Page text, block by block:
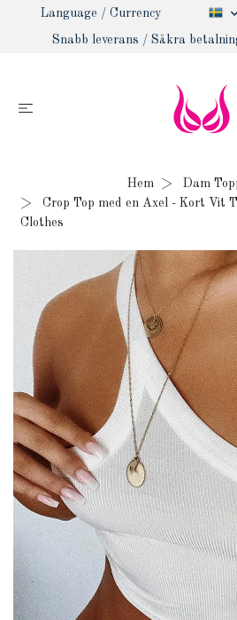
Language / Currency
Snabb leverans / Säkra
Hem
Dam
Crop Top med en Axel - Kort Vit
Clothes